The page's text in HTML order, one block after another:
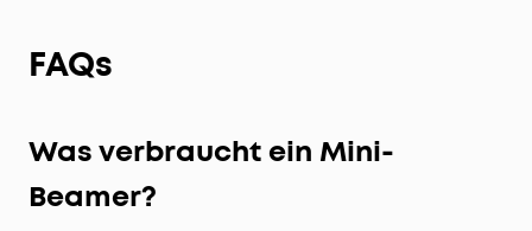
FAQs
Was verbraucht ein Mini-
Beamer?